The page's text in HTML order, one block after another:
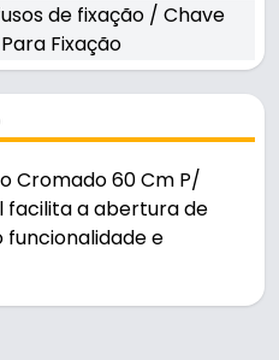
de fixação / Chave
Fixação
Cromado 60 Cm P/
facilita a abertura de
funcionalidade e
e janelas.